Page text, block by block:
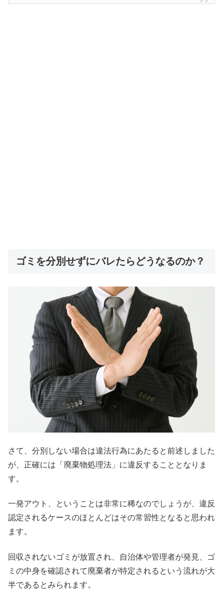
ゴミを分別せずにバレたらどうなるのか？
さて、分別しない場合は違法行為にあたると前述しました
が、正確には「廃棄物処理法」に違反することとなりま
す。
一発アウト、ということは非常に稀なのでしょうが、違反
認定されるケースのほとんどはその常習性となると思われ
ます。
回収されないゴミが放置され、自治体や管理者が発見、ゴ
ミの中身を確認されて廃棄者が特定されるという流れが大
半であるとみられます。